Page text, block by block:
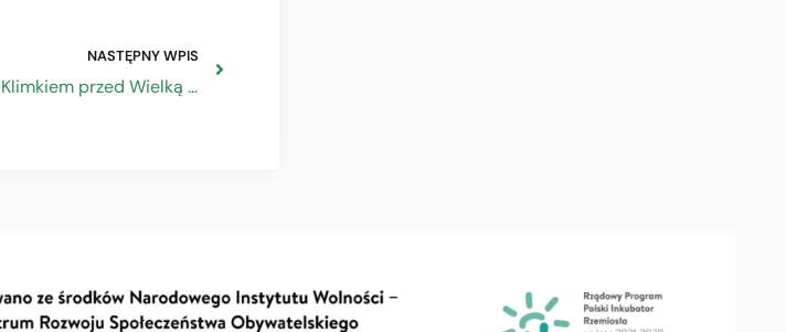
NASTĘPNY WPIS
Wywiad z prof. Janem Klimkiem przed Wielką Galą w Katowicach